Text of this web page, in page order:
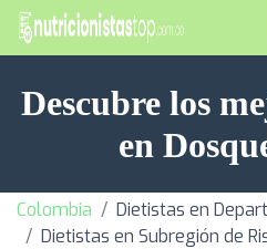
Descubre los
en
Colombia
Dietistas en
Dietistas en Subregión de